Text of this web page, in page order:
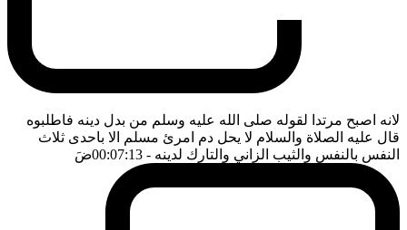
لانه اصبح مرتدا لقوله صلى الله عليه وسلم من بدل دينه فاطلبوه
قال عليه الصلاة والسلام لا يحل دم امرئ مسلم الا باحدى ثلاث
النفس بالنفس والثيب الزاني والتارك لدينه - 00:07:13 ضَ